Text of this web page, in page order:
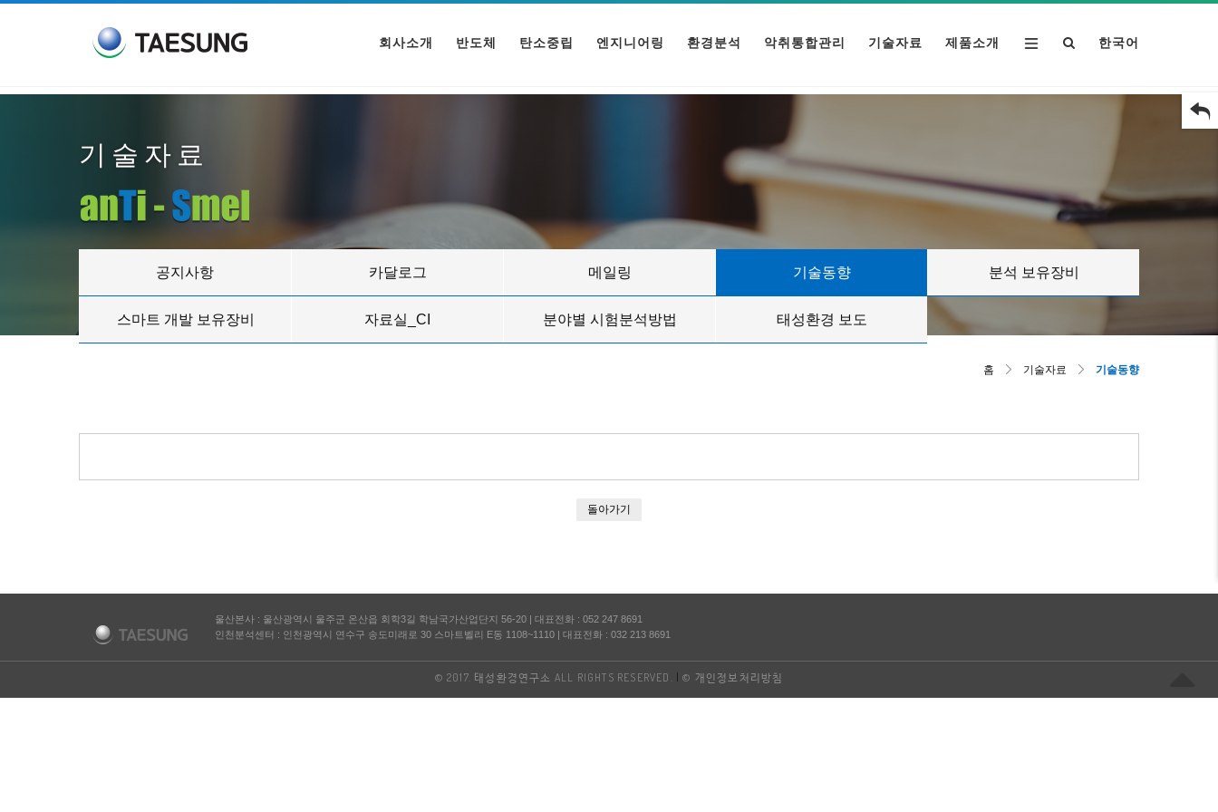
회사소개 반도체 탄소중립 엔지니어링 환경분석 악취통합관리 기술자료 제품소개 한국어
기술자료
공지사항 카달로그 메일링 기술동향 분석 보유장비
스마트 개발 보유장비 자료실_CI 분야별 시험분석방법 태성환경 보도
홈 기술자료 기술동향
돌아가기
울산본사 : 울산광역시 울주군 온산읍 회학3길 학남국가산업단지 56-20 | 대표전화 : 052 247 8691
인천분석센터 : 인천광역시 연수구 송도미래로 30 스마트벨리 E동 1108~1110 | 대표전화 : 032 213 8691
© 2017. 태성환경연구소 ALL RIGHTS RESERVED. |© 개인정보처리방침